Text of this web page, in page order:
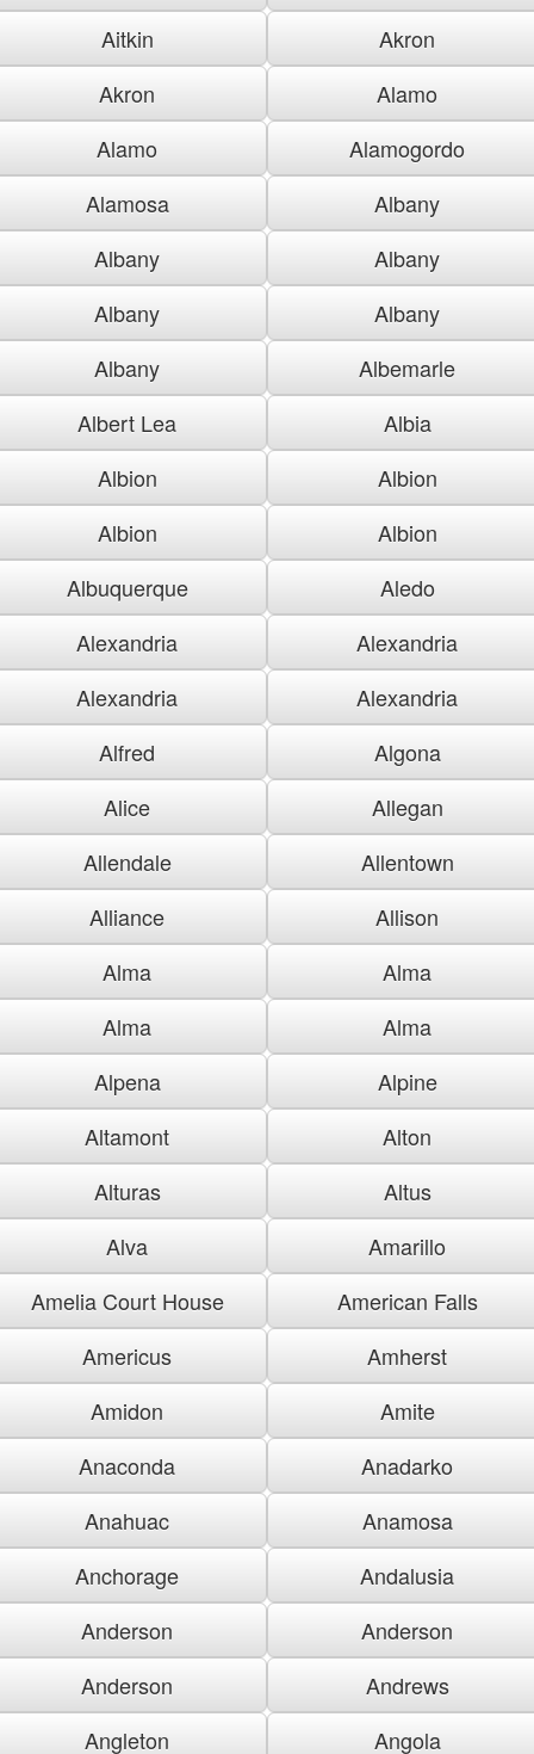
Aitkin
Akron
Akron
Alamo
Alamo
Alamogordo
Alamosa
Albany
Albany
Albany
Albany
Albany
Albany
Albemarle
Albert Lea
Albia
Albion
Albion
Albion
Albion
Albuquerque
Aledo
Alexandria
Alexandria
Alexandria
Alexandria
Alfred
Algona
Alice
Allegan
Allendale
Allentown
Alliance
Allison
Alma
Alma
Alma
Alma
Alpena
Alpine
Altamont
Alton
Alturas
Altus
Alva
Amarillo
Amelia Court House
American Falls
Americus
Amherst
Amidon
Amite
Anaconda
Anadarko
Anahuac
Anamosa
Anchorage
Andalusia
Anderson
Anderson
Anderson
Andrews
Angleton
Angola